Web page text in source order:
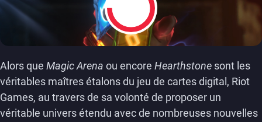
7.5
Alors que Magic Arena ou encore Hearthstone sont les
véritables maîtres étalons du jeu de cartes digital, Riot
Games, au travers de sa volonté de proposer un
véritable univers étendu avec de nombreuses nouvelles